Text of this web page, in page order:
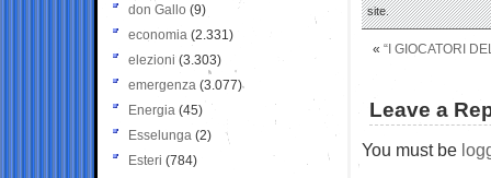
site.
« “I GIOCATORI
Leave a
You must be
don Gallo (9)
economia (2.331)
elezioni (3.303)
emergenza (3.077)
Energia (45)
Esselunga (2)
Esteri (784)